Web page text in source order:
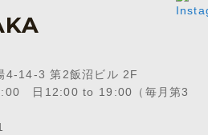
4-14-3 第2飯沼ビル 2F
日12:00 to 19:00（毎月第3